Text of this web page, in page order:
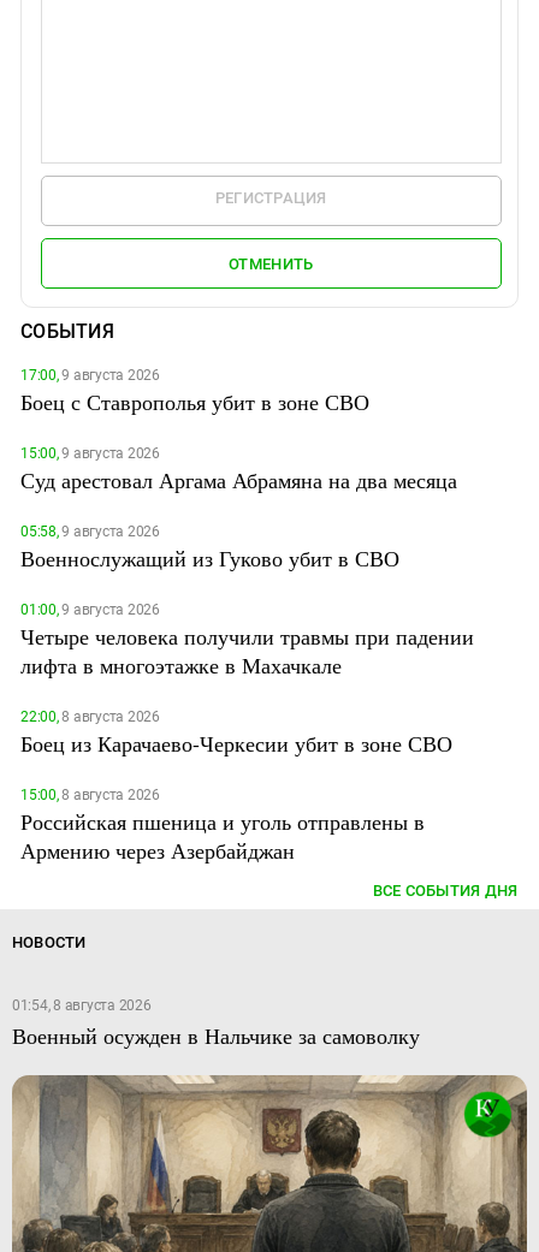
РЕГИСТРАЦИЯ
ОТМЕНИТЬ
СОБЫТИЯ
17:00,9 августа 2026
Боец с Ставрополья убит в зоне СВО
15:00,9 августа 2026
Суд арестовал Аргама Абрамяна на два месяца
05:58,9 августа 2026
Военнослужащий из Гуково убит в СВО
01:00,9 августа 2026
Четыре человека получили травмы при падении
лифта в многоэтажке в Махачкале
22:00,8 августа 2026
Боец из Карачаево-Черкесии убит в зоне СВО
15:00,8 августа 2026
Российская пшеница и уголь отправлены в
Армению через Азербайджан
ВСЕ СОБЫТИЯ ДНЯ
НОВОСТИ
01:54, 8 августа 2026
Военный осужден в Нальчике за самоволку